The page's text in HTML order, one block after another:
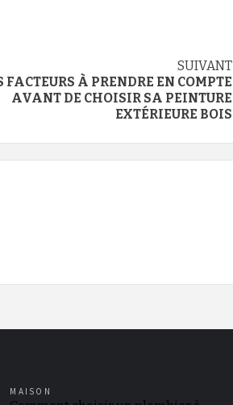
SUIVANT
FACTEURS À PRENDRE EN COMPTE
AVANT DE CHOISIR SA PEINTURE
EXTÉRIEURE BOIS
MAISON